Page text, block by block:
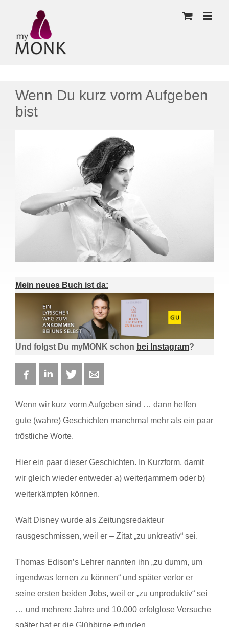
Wenn Du kurz vorm Aufgeben
bist
Mein neues Buch ist da:
Und folgst Du myMONK schon bei Instagram?
FacebookLinkedIn Twitter
Wenn wir kurz vorm Aufgeben sind … dann helfen
gute (wahre) Geschichten manchmal mehr als ein paar
tröstliche Worte.
Hier ein paar dieser Geschichten. In Kurzform, damit
wir gleich wieder entweder a) weiterjammern oder b)
weiterkämpfen können.
Walt Disney wurde als Zeitungsredakteur
rausgeschmissen, weil er – Zitat „zu unkreativ“ sei.
Thomas Edison’s Lehrer nannten ihn „zu dumm, um
irgendwas lernen zu können“ und später verlor er
seine ersten beiden Jobs, weil er „zu unproduktiv“ sei
… und mehrere Jahre und 10.000 erfolglose Versuche